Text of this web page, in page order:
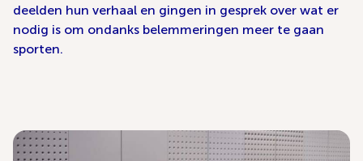
deelden hun verhaal en gingen in gesprek over wat er
nodig is om ondanks belemmeringen meer te gaan
sporten.